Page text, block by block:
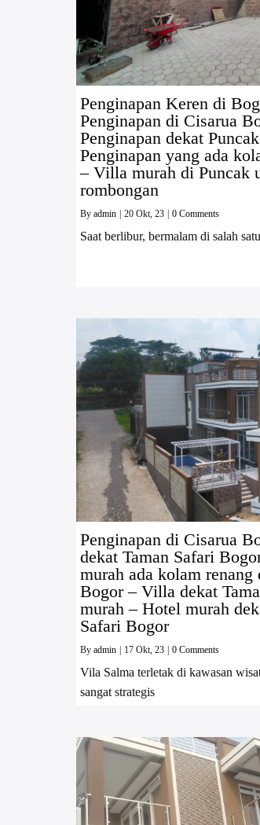
Penginapan Keren di
Penginapan di Cisarua
Penginapan dekat
Penginapan yang ada
– Villa murah di Puncak
rombongan
By admin 20 Okt, 23 0 Comments
Saat berlibur, bermalam di salah
Penginapan di Cisarua
dekat Taman Safari
murah ada kolam renang
Bogor – Villa dekat
murah – Hotel murah
Safari Bogor
By admin 17 Okt, 23 0 Comments
Vila Salma terletak di kawasan
sangat strategis